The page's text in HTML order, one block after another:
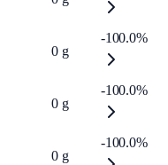
0 g
-100.0%
0 g
-100.0%
0 g
-100.0%